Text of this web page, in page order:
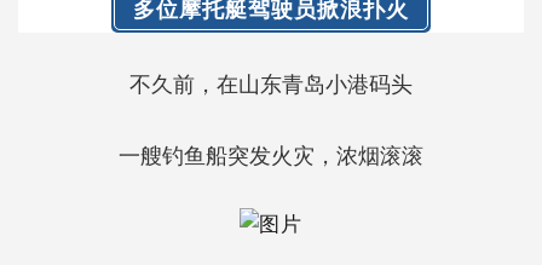
多位摩托艇驾驶员掀浪扑火
不久前，在山东青岛小港码头
一艘钓鱼船突发火灾，浓烟滚滚